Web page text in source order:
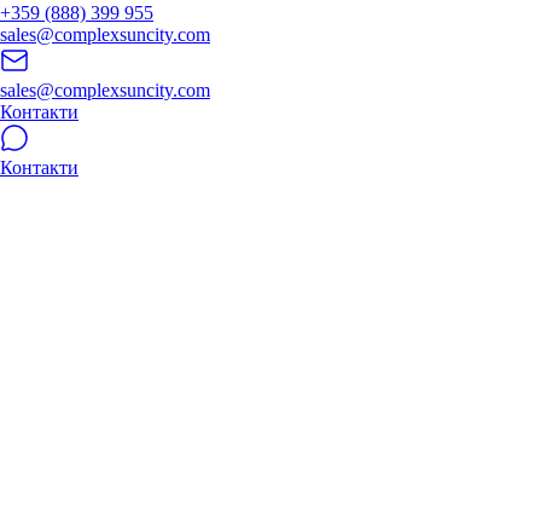
+359 (888) 399 955
sales@complexsuncity.com
sales@complexsuncity.com
Контакти
Контакти